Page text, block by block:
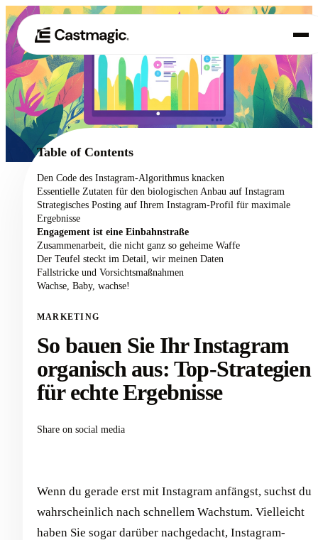
01 Produkt
02 Anwendungsfälle
Preisgestaltung
Über uns
Table of Contents
Den Code des Instagram-Algorithmus knacken
Essentielle Zutaten für den biologischen Anbau auf Instagram
Strategisches Posting auf Ihrem Instagram-Profil für maximale
Ergebnisse
Engagement ist eine Einbahnstraße
Zusammenarbeit, die nicht ganz so geheime Waffe
Der Teufel steckt im Detail, wir meinen Daten
Fallstricke und Vorsichtsmaßnahmen
Wachse, Baby, wachse!
MARKETING
So bauen Sie Ihr Instagram
organisch aus: Top-Strategien
für echte Ergebnisse
Share on social media
Wenn du gerade erst mit Instagram anfängst, suchst du
wahrscheinlich nach schnellem Wachstum. Vielleicht
haben Sie sogar darüber nachgedacht, Instagram-